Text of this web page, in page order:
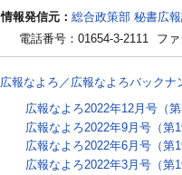
情報発信元： 総合政策部 秘書広
電話番号：01654-3-2111
フ
広報なよろ／広報なよろバックナ
広報なよろ2022年12月号（第
広報なよろ2022年9月号（第
広報なよろ2022年6月号（第
広報なよろ2022年3月号（第